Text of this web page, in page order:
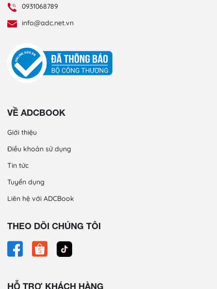
0931068789
info@adc.net.vn
VỀ ADCBOOK
Giới thiệu
Điều khoản sử dụng
Tin tức
Tuyển dụng
Liên hệ với ADCBook
THEO DÕI CHÚNG TÔI
HỖ TRỢ KHÁCH HÀNG